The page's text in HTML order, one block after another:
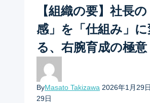
【組織の要】社長
感」を「仕組み」に
る、右腕育成の極意
ByMasato Takizawa 2026年1月29日
29日